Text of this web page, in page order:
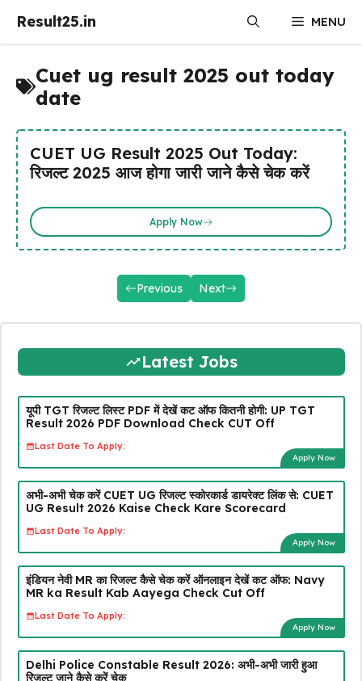
Result25.in MENU
Cuet ug result 2025 out today
date
CUET UG Result 2025 Out Today:
रिजल्ट 2025 आज होगा जारी जाने कैसे चेक करें
Apply Now
Previous Next
Latest Jobs
यूपी TGT रिजल्ट लिस्ट PDF में देखें कट ऑफ कितनी होगी: UP TGT
Result 2026 PDF Download Check CUT Off
Last Date To Apply:
Apply Now
अभी-अभी चेक करें CUET UG रिजल्ट स्कोरकार्ड डायरेक्ट लिंक से: CUET
UG Result 2026 Kaise Check Kare Scorecard
Last Date To Apply:
Apply Now
इंडियन नेवी MR का रिजल्ट कैसे चेक करें ऑनलाइन देखें कट ऑफ: Navy
MR ka Result Kab Aayega Check Cut Off
Last Date To Apply:
Apply Now
Delhi Police Constable Result 2026: अभी-अभी जारी हुआ
रिजल्ट जाने कैसे करें चेक